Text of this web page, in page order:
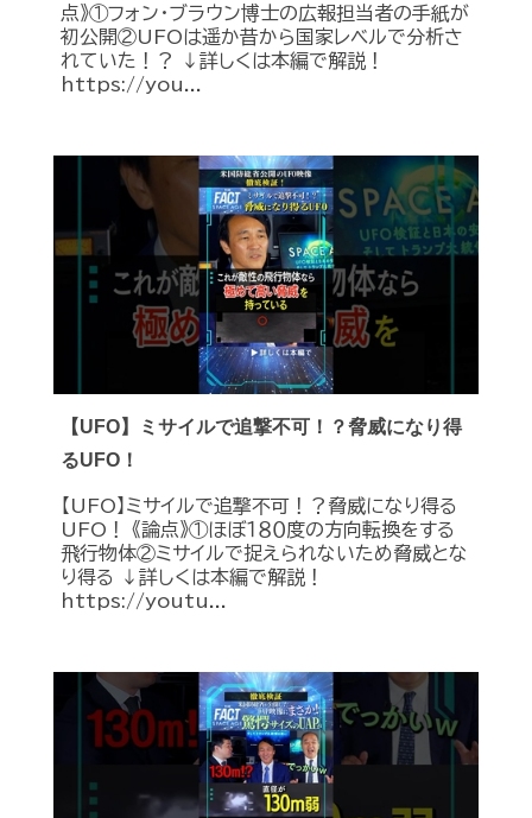
点》①フォン・ブラウン博士の広報担当者の手紙が
初公開②UFOは遥か昔から国家レベルで分析さ
れていた！？ ↓詳しくは本編で解説！
https://you...
【UFO】ミサイルで追撃不可！？脅威になり得
るUFO！
【UFO】ミサイルで追撃不可！？脅威になり得る
UFO！ 《論点》①ほぼ１８０度の方向転換をする
飛行物体②ミサイルで捉えられないため脅威とな
り得る ↓詳しくは本編で解説！
https://youtu...